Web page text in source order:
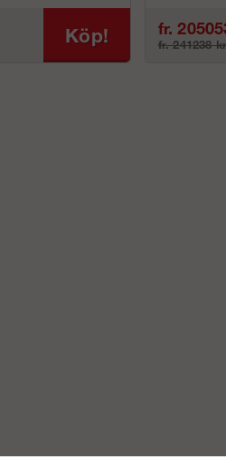
Köp! fr.
fr. 241238 kr